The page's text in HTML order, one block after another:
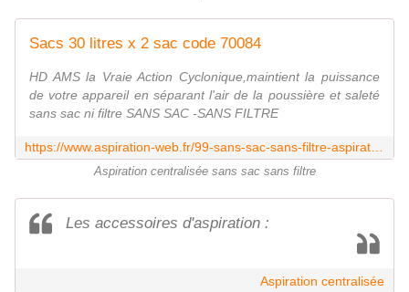
Sacs 30 litres x 2 sac code 70084
HD AMS la Vraie Action Cyclonique,maintient la puissance
de votre appareil en séparant l'air de la poussière et saleté
sans sac ni filtre SANS SAC -SANS FILTRE
Aspiration centralisée sans sac sans filtre
Les accessoires d'aspiration :
Aspiration centralisée